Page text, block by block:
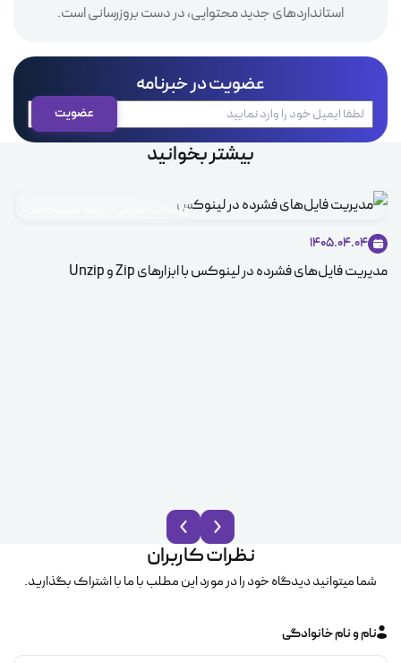
استانداردهای جدید محتوایی، در دست بروزرسانی است.
عضویت در خبرنامه
بیشتر بخوانید
مطالب آموزشی در زمینه سیستم عامل
1405.04.04
مدیریت فایل‌های فشرده در لینوکس با ابزارهای Zip و Unzip
نظرات کاربران
شما میتوانید دیدگاه خود را در مورد این مطلب با ما با اشتراک بگذارید.
نام و نام خانوادگی